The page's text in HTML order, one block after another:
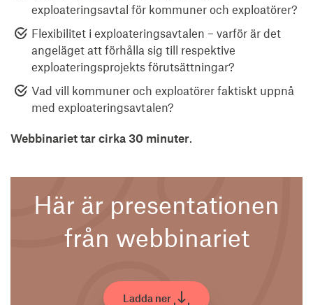
exploateringsavtal för kommuner och exploatörer?
Flexibilitet i exploateringsavtalen – varför är det
angeläget att förhålla sig till respektive
exploateringsprojekts förutsättningar?
Vad vill kommuner och exploatörer faktiskt uppnå
med exploateringsavtalen?
Webbinariet tar cirka 30 minuter
Här är presentationen
från webbinariet
Ladda ner